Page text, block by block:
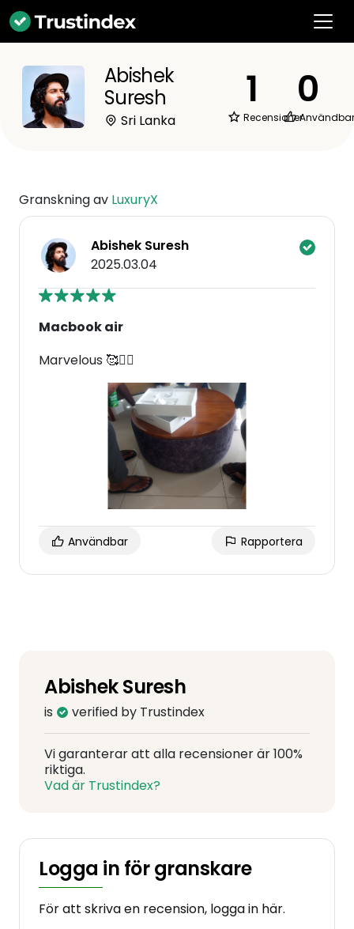
Abishek
Suresh
Sri Lanka
1
Recensioner
0
Användbar
Granskning av LuxuryX
Abishek Suresh
2025.03.04
Macbook air
Marvelous 🥰❤️‍🔥
Användbar Rapportera
Abishek Suresh
is verified by Trustindex
Vi garanterar att alla recensioner är 100%
riktiga.
Vad är Trustindex?
Logga in för granskare
För att skriva en recension, logga in här.